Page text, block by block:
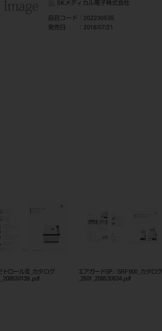
SKメディカル電子株式会社
品目コード ：202230535
発売日
：2016/07/21
トロールⅢ_カタログ
.pdf
エアガードSP／SRF 900_カタログ
_2501_208530534.pdf